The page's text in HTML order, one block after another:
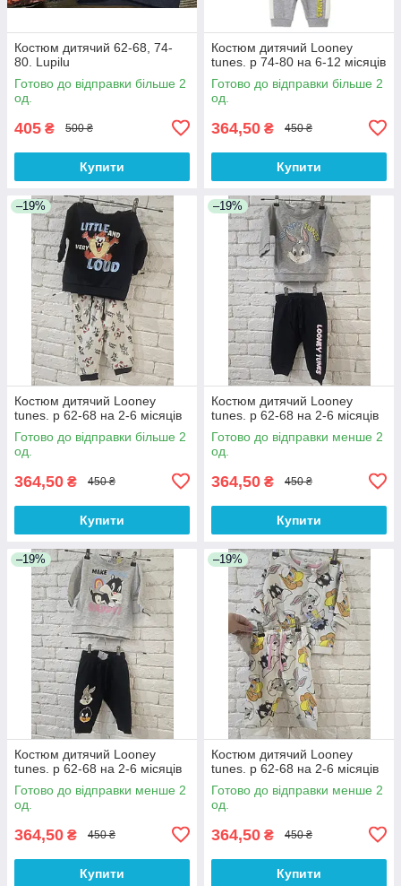
Костюм дитячий 62-68, 74-
80. Lupilu
Готово до відправки більше 2
од.
405 ₴ 500 ₴
Купити
Костюм дитячий Looney
tunes. р 74-80 на 6-12 місяців
Готово до відправки більше 2
од.
364,50 ₴ 450 ₴
Купити
–19%
Костюм дитячий Looney
tunes. р 62-68 на 2-6 місяців
Готово до відправки більше 2
од.
364,50 ₴ 450 ₴
Купити
–19%
Костюм дитячий Looney
tunes. р 62-68 на 2-6 місяців
Готово до відправки менше 2
од.
364,50 ₴ 450 ₴
Купити
–19%
Костюм дитячий Looney
tunes. р 62-68 на 2-6 місяців
Готово до відправки менше 2
од.
364,50 ₴ 450 ₴
Купити
–19%
Костюм дитячий Looney
tunes. р 62-68 на 2-6 місяців
Готово до відправки менше 2
од.
364,50 ₴ 450 ₴
Купити